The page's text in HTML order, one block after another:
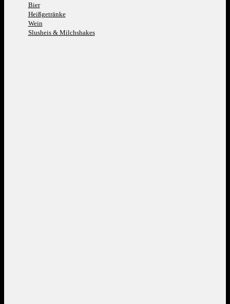
Bier
Heißgetränke
Wein
Slusheis & Milchshakes